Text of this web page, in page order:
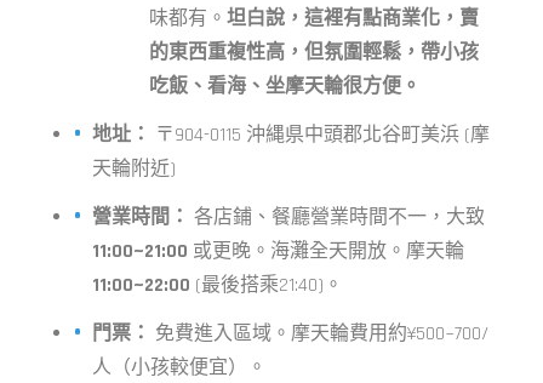
味都有。坦白說，這裡有點商業化，賣
的東西重複性高，但氛圍輕鬆，帶小孩
吃飯、看海、坐摩天輪很方便。
地址： 〒904-0115 沖縄県中頭郡北谷町美浜 (摩
天輪附近)
營業時間： 各店鋪、餐廳營業時間不一，大致
11:00~21:00 或更晚。海灘全天開放。摩天輪
11:00~22:00 (最後搭乘21:40)。
門票： 免費進入區域。摩天輪費用約¥500~700/
人（小孩較便宜）。